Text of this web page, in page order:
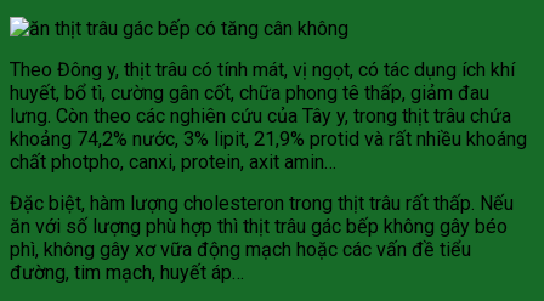
Theo Đông y, thịt trâu có tính mát, vị ngọt, có tác dụng ích khí
huyết, bổ tì, cường gân cốt, chữa phong tê thấp, giảm đau
lưng. Còn theo các nghiên cứu của Tây y, trong thịt trâu chứa
khoảng 74,2% nước, 3% lipit, 21,9% protid và rất nhiều khoáng
chất photpho, canxi, protein, axit amin…
Đặc biệt, hàm lượng cholesteron trong thịt trâu rất thấp. Nếu
ăn với số lượng phù hợp thì thịt trâu gác bếp không gây béo
phì, không gây xơ vữa động mạch hoặc các vấn đề tiểu
đường, tim mạch, huyết áp…